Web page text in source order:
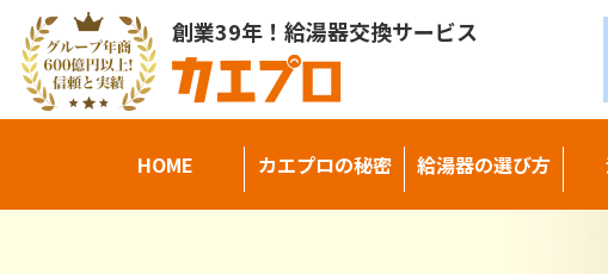
創業39年！給湯器交換サービス
HOME カエプロの秘密 給湯器の選び方